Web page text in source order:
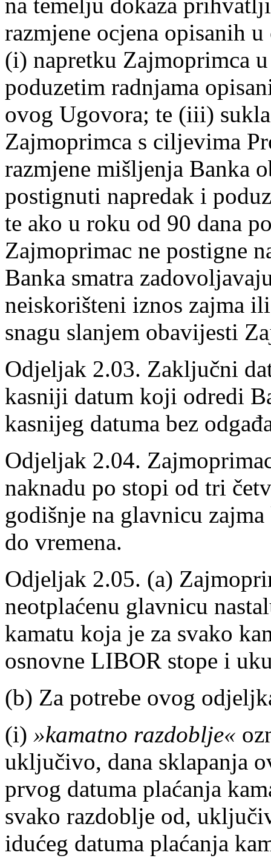
na temelju dokaza
razmjene ocjena opisanih
(i) napretku Zajmoprimca
poduzetim radnjama
ovog Ugovora; te (iii)
Zajmoprimca s ciljevima
razmjene mišljenja Banka
postignuti napredak i
te ako u roku od 90 dana
Zajmoprimac ne postigne
Banka smatra
neiskorišteni iznos zajma
snagu slanjem obavijesti
Odjeljak 2.03. Zaključni
kasniji datum koji odredi
kasnijeg datuma bez
Odjeljak 2.04.
naknadu po stopi od tri
godišnje na glavnicu
do vremena.
Odjeljak 2.05. (a)
neotplaćenu glavnicu
kamatu koja je za svako
osnovne LIBOR stope i
(b) Za potrebe ovog
(i) »kamatno razdoblje«
uključivo, dana sklapanja
prvog datuma plaćanja
svako razdoblje od,
idućeg datuma plaćanja